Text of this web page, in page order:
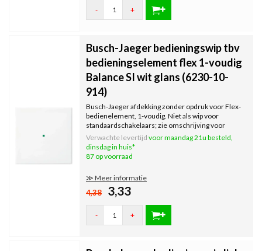
- +
Busch-Jaeger bedieningswip tbv
bedieningselement flex 1-voudig
Balance SI wit glans (6230-10-
914)
Busch-Jaeger afdekking zonder opdruk voor Flex-
bedienelement, 1-voudig. Niet als wip voor
standaardschakelaars; zie omschrijving voor
geschikte bedienelementen. Exclusief binnenwerk
en afdekraam. Serie: Balance SI, kleur: wit glans.
Verwachte levertijd voor maandag 21u besteld,
dinsdag in huis*
87 op voorraad
≫ Meer informatie
4,38 3,33
- +